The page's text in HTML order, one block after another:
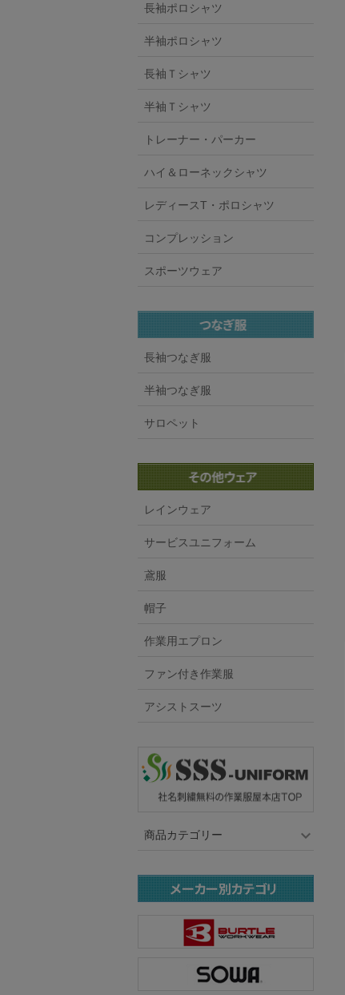
長袖ポロシャツ
半袖ポロシャツ
長袖Ｔシャツ
半袖Ｔシャツ
トレーナー・パーカー
ハイ＆ローネックシャツ
レディースT・ポロシャツ
コンプレッション
スポーツウェア
長袖つなぎ服
半袖つなぎ服
サロペット
レインウェア
サービスユニフォーム
鳶服
帽子
作業用エプロン
ファン付き作業服
アシストスーツ
商品カテゴリー